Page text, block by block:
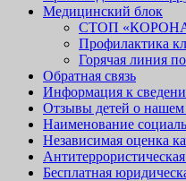
Медицинский блок
СТОП
Профилактика
Горячая линия
Обратная связь
Информация к
Отзывы детей о
Наименование
Независимая оценка
Бесплатная